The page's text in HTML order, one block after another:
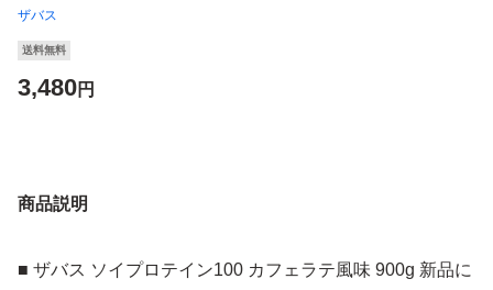
ザバス
送料無料
3,480円
商品説明
■ ザバス ソイプロテイン100 カフェラテ風味 900g 新品に